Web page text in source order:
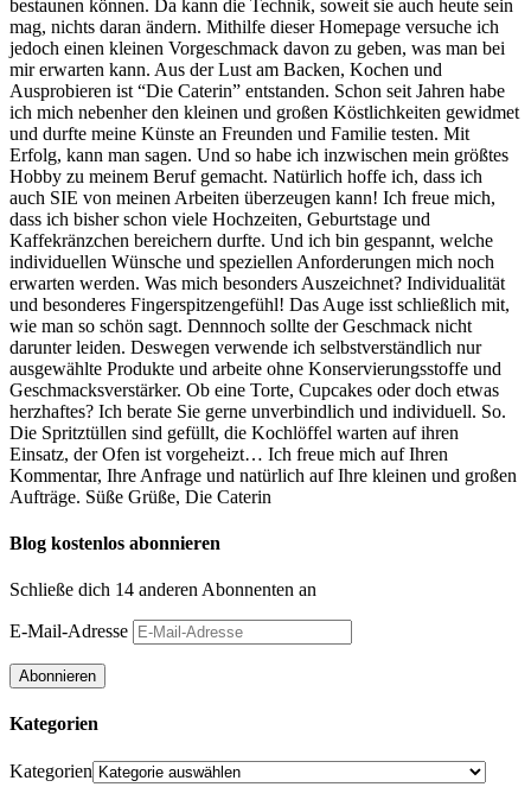
bestaunen können. Da kann die Technik, soweit sie auch heute sein
mag, nichts daran ändern. Mithilfe dieser Homepage versuche ich
jedoch einen kleinen Vorgeschmack davon zu geben, was man bei
mir erwarten kann. Aus der Lust am Backen, Kochen und
Ausprobieren ist “Die Caterin” entstanden. Schon seit Jahren habe
ich mich nebenher den kleinen und großen Köstlichkeiten gewidmet
und durfte meine Künste an Freunden und Familie testen. Mit
Erfolg, kann man sagen. Und so habe ich inzwischen mein größtes
Hobby zu meinem Beruf gemacht. Natürlich hoffe ich, dass ich
auch SIE von meinen Arbeiten überzeugen kann! Ich freue mich,
dass ich bisher schon viele Hochzeiten, Geburtstage und
Kaffekränzchen bereichern durfte. Und ich bin gespannt, welche
individuellen Wünsche und speziellen Anforderungen mich noch
erwarten werden. Was mich besonders Auszeichnet? Individualität
und besonderes Fingerspitzengefühl! Das Auge isst schließlich mit,
wie man so schön sagt. Dennnoch sollte der Geschmack nicht
darunter leiden. Deswegen verwende ich selbstverständlich nur
ausgewählte Produkte und arbeite ohne Konservierungsstoffe und
Geschmacksverstärker. Ob eine Torte, Cupcakes oder doch etwas
herzhaftes? Ich berate Sie gerne unverbindlich und individuell. So.
Die Spritztüllen sind gefüllt, die Kochlöffel warten auf ihren
Einsatz, der Ofen ist vorgeheizt… Ich freue mich auf Ihren
Kommentar, Ihre Anfrage und natürlich auf Ihre kleinen und großen
Aufträge. Süße Grüße, Die Caterin
Blog kostenlos abonnieren
Schließe dich 14 anderen Abonnenten an
E-Mail-Adresse
Abonnieren
Kategorien
Kategorien